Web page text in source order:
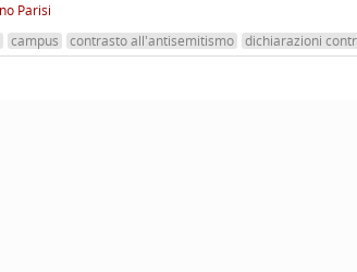
Parisi
campus contrasto all'antisemitismo dichiarazioni